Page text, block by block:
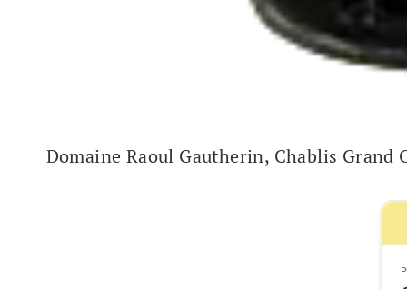
Domaine Raoul Gautherin, Chablis Grand